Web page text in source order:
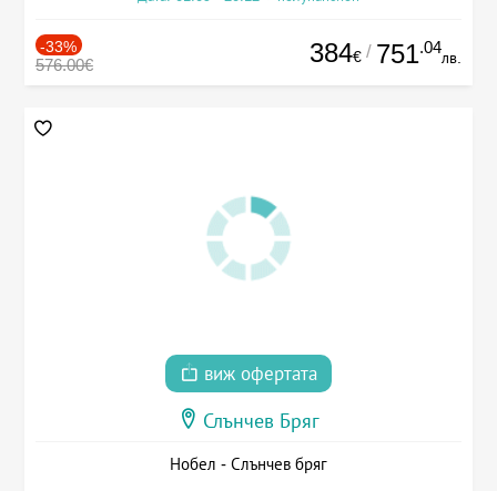
-33%
576.00€ 384€ / 751.04
лв.
виж офертата
Слънчев Бряг
Нобел - Слънчев бряг